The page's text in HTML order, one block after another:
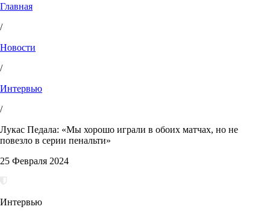
Главная
/
Новости
/
Интервью
/
Лукас Педала: «Мы хорошо играли в обоих матчах, но не
повезло в серии пенальти»
25 Февраля 2024
Интервью